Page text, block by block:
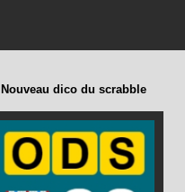
Nouveau dico du scrabble